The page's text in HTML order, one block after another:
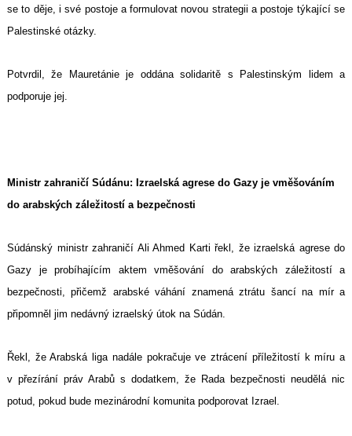
se to děje, i své postoje a formulovat novou strategii a postoje týkající se
Palestinské otázky.
Potvrdil, že Mauretánie je oddána solidaritě s Palestinským lidem a
podporuje jej.
Ministr zahraničí Súdánu: Izraelská agrese do Gazy je vměšováním
do arabských záležitostí a bezpečnosti
Súdánský ministr zahraničí Ali Ahmed Karti řekl, že izraelská agrese do
Gazy je probíhajícím aktem vměšování do arabských záležitostí a
bezpečnosti, přičemž arabské váhání znamená ztrátu šancí na mír a
připomněl jim nedávný izraelský útok na Súdán.
Řekl, že Arabská liga nadále pokračuje ve ztrácení příležitostí k míru a
v přezírání práv Arabů s dodatkem, že Rada bezpečnosti neudělá nic
potud, pokud bude mezinárodní komunita podporovat Izrael.